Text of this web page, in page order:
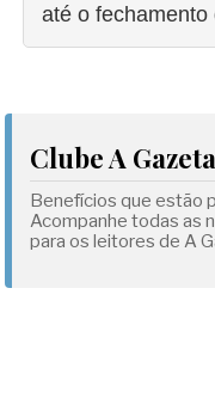
até o fechamento
Clube A Gazeta
Benefícios que estão
Acompanhe todas as
para os leitores de A